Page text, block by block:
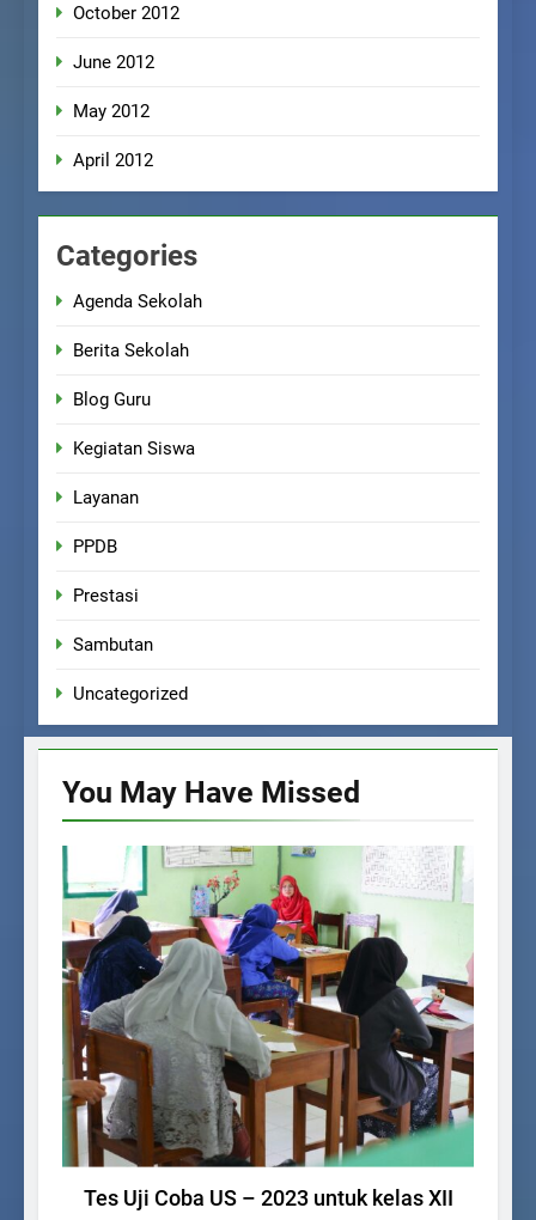
October 2012
June 2012
May 2012
April 2012
Categories
Agenda Sekolah
Berita Sekolah
Blog Guru
Kegiatan Siswa
Layanan
PPDB
Prestasi
Sambutan
Uncategorized
You May Have Missed
AGENDA SEKOLAH
Tes Uji Coba US – 2023 untuk kelas XII